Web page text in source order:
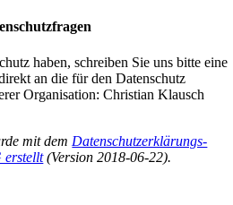
haben, schreiben Sie uns bitte eine
an die für den Datenschutz
Organisation: Christian Klausch
mit dem Datenschutzerklärungs-
erstellt(Version 2018-06-22).